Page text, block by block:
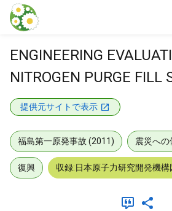
本文に飛ぶ
ENGINEERING
NITROGEN PURGE FILL
提供元サイトで表示
福島第一原発事故 (2011) 震災への
復興 収録:日本原子力研究開発機